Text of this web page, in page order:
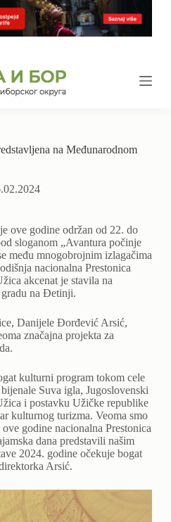
na Međunarodnom
ove godine održan od 22. do
sloganom „Avantura počinje
među mnogobrojnim izlagačima
nacionalna Prestonica
akcenat je stavila na
na Đetinji.
Danijele Đorđević Arsić,
značajna projekta za
kulturni program tokom cele
Suva igla, Jugoslovenski
i postavku Užičke republike
kulturnog turizma. Veoma smo
godine nacionalna Prestonica
dana predstavili našim
2024. godine očekuje bogat
Arsić.